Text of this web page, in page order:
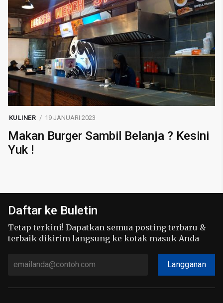
KULINER 19 JANUARI 2023
Makan Burger Sambil Belanja ? Kesini
Yuk !
Daftar ke Buletin
Tetap terkini! Dapatkan semua posting terbaru &
terbaik dikirim langsung ke kotak masuk Anda
Langganan